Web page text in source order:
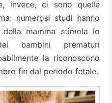
invece, ci sono quelle
numerosi studi hanno
mamma stimola lo
bambini prematuri
la riconoscono
fin dal periodo fetale.